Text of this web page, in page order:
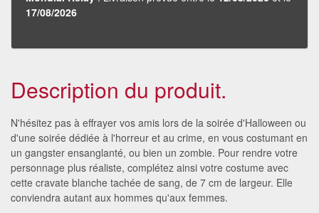
17/08/2026
Description du produit.
N'hésitez pas à effrayer vos amis lors de la soirée d'Halloween ou
d'une soirée dédiée à l'horreur et au crime, en vous costumant en
un gangster ensanglanté, ou bien un zombie. Pour rendre votre
personnage plus réaliste, complétez ainsi votre costume avec
cette cravate blanche tachée de sang, de 7 cm de largeur. Elle
conviendra autant aux hommes qu'aux femmes.